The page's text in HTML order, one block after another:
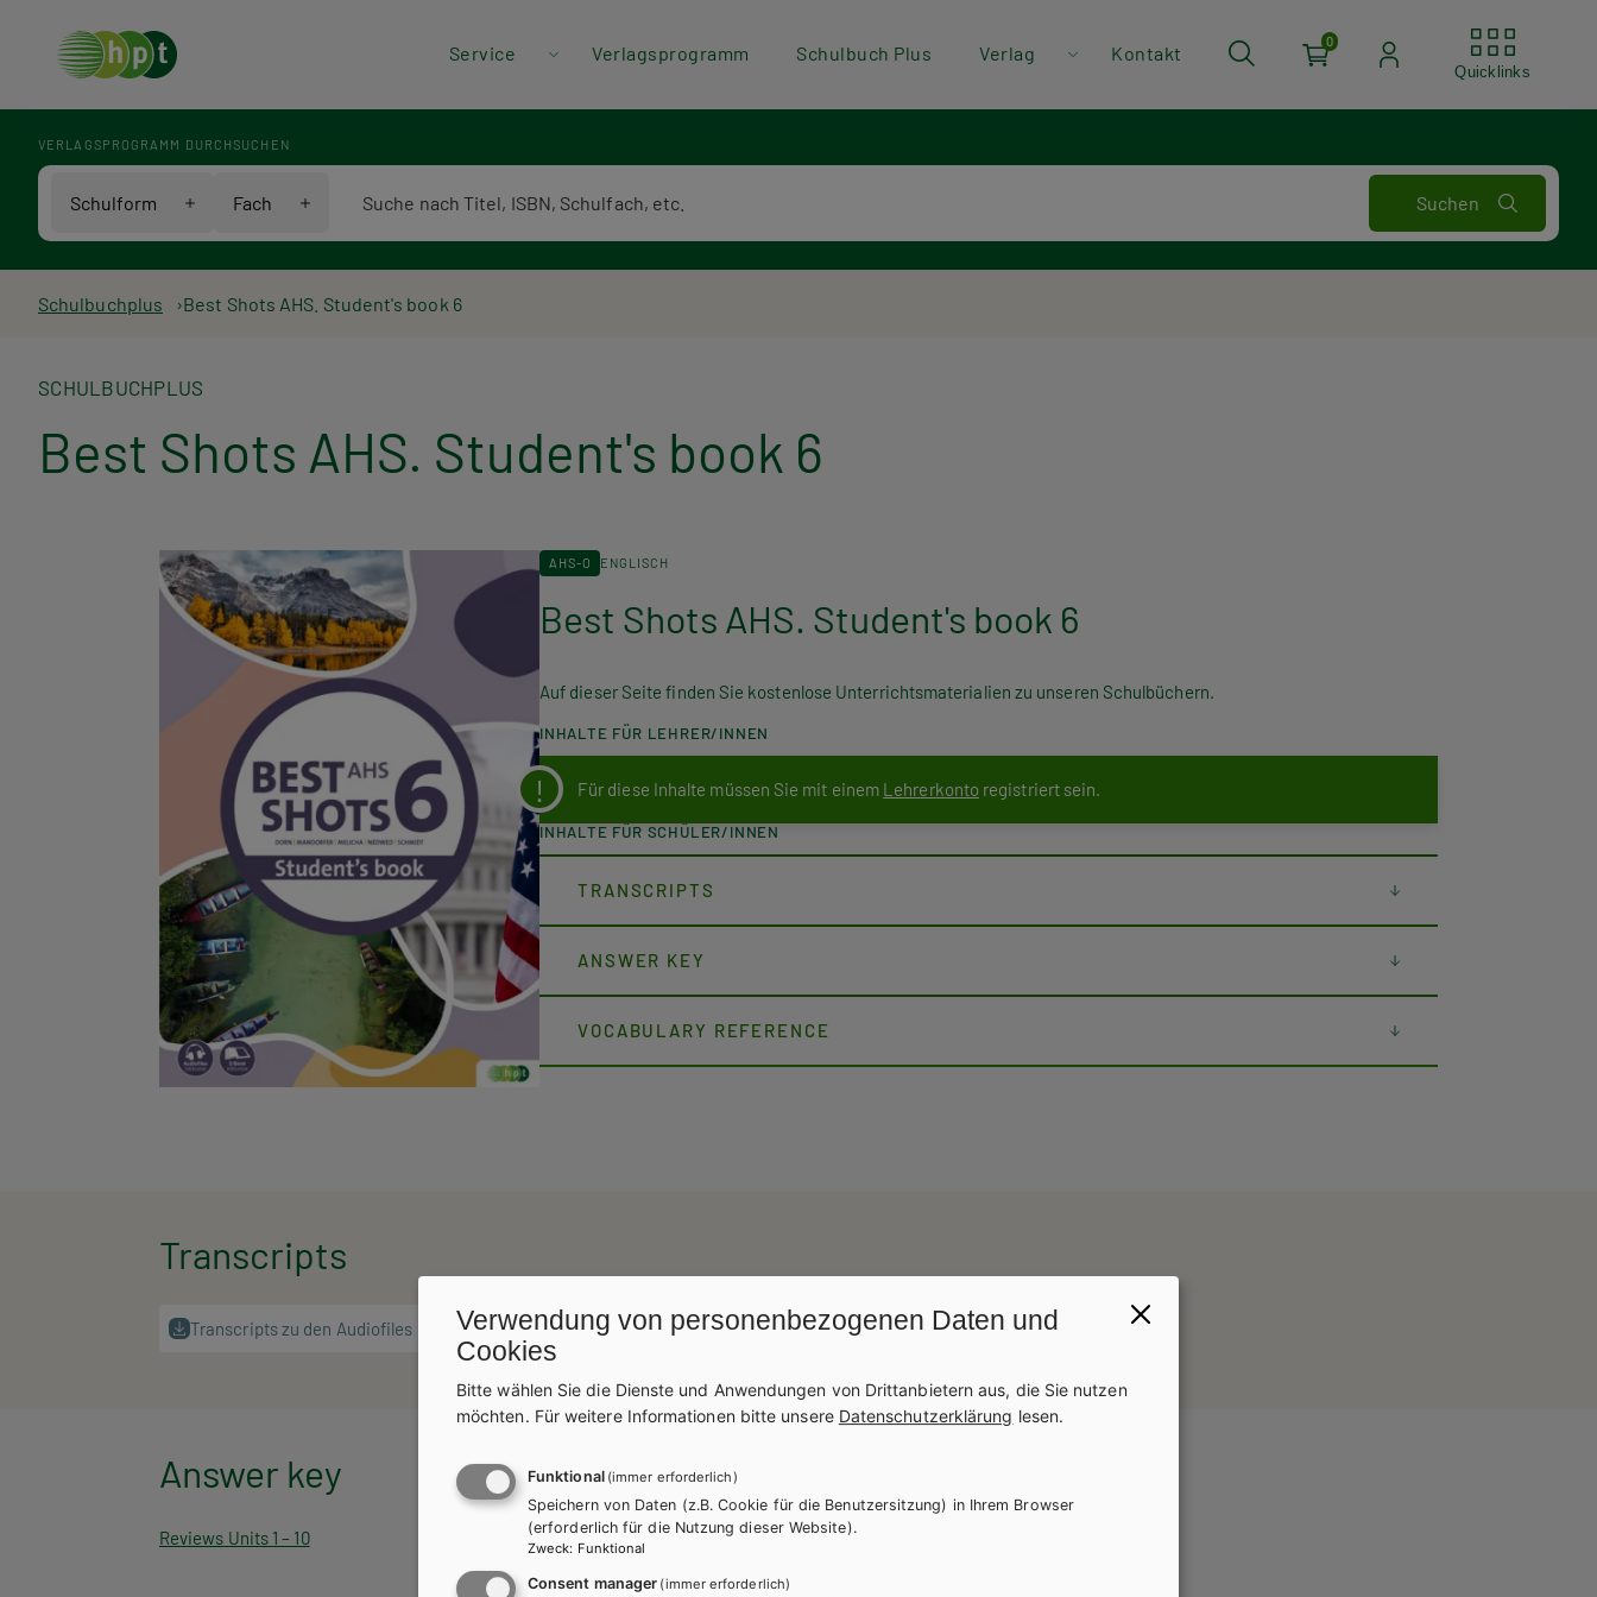
Header
Menü
Service Verlagsprogramm Schulbuch Plus Verlag Kontakt
0
Quicklinks
VERLAGSPROGRAMM DURCHSUCHEN
Schulform Fach
Pfadnavigation
Schulbuchplus Best Shots AHS. Student's book 6
SCHULBUCHPLUS
Best Shots AHS. Student's book 6
AHS-O ENGLISCH
Best Shots AHS. Student's book 6
Auf dieser Seite finden Sie kostenlose Unterrichtsmaterialien zu unseren Schulbüchern.
INHALTE FÜR LEHRER/INNEN
Für diese Inhalte müssen Sie mit einem Lehrerkonto registriert sein.
INHALTE FÜR SCHÜLER/INNEN
TRANSCRIPTS
ANSWER KEY
VOCABULARY REFERENCE
Transcripts
Transcripts zu den Audiofiles
Answer key
Reviews Units 1 – 10
Verwendung von personenbezogenen Daten und
Cookies
Bitte wählen Sie die Dienste und Anwendungen von Drittanbietern aus, die Sie nutzen
möchten. Für weitere Informationen bitte unsere Datenschutzerklärung lesen.
Funktional (immer erforderlich)
Speichern von Daten (z.B. Cookie für die Benutzersitzung) in Ihrem Browser
(erforderlich für die Nutzung dieser Website).
Zweck: Funktional
Consent manager (immer erforderlich)